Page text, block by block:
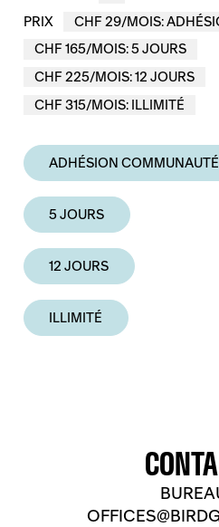
PRIX
CHF 29/MOIS:
CHF 165/MOIS: 5 JOURS
CHF 225/MOIS: 12 JOURS
CHF 315/MOIS: ILLIMITÉ
ADHÉSION COMMUNAUTÉ
5 JOURS
12 JOURS
ILLIMITÉ